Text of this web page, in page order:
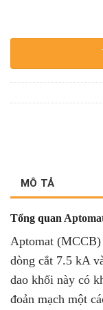
MÔ TẢ
Tổng quan
Aptomat (MCCB)
dòng cắt 7.5 kA
dao khối này có
đoản mạch một